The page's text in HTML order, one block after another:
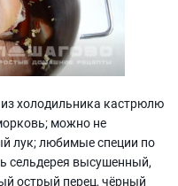
холодильника кастрюлю
можно не
лук; любимые специи по
сельдерея высушенный,
острый перец, чёрный